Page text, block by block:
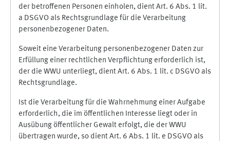
der betroffenen Personen einholen, dient Art. 6 Abs. 1 lit.
a DSGVO als Rechtsgrundlage für die Verarbeitung
personenbezogener Daten.
Soweit eine Verarbeitung personenbezogener Daten zur
Erfüllung einer rechtlichen Verpflichtung erforderlich ist,
der die WWU unterliegt, dient Art. 6 Abs. 1 lit. c DSGVO als
Rechtsgrundlage.
Ist die Verarbeitung für die Wahrnehmung einer Aufgabe
erforderlich, die im öffentlichen Interesse liegt oder in
Ausübung öffentlicher Gewalt erfolgt, die der WWU
übertragen wurde, so dient Art. 6 Abs. 1 lit. e DSGVO als